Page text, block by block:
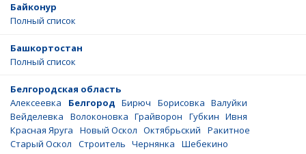
Байконур
Полный список
Башкортостан
Полный список
Белгородская область
Алексеевка
Белгород Бирюч Борисовка Валуйки
Вейделевка
Волоконовка Грайворон Губкин Ивня
Красная Яруга
Новый Оскол Октябрьский
Ракитное
Старый Оскол
Строитель Чернянка Шебекино